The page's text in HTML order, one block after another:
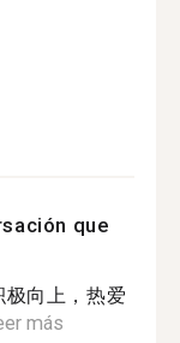
que
向上，热爱
más